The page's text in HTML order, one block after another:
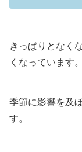
きっぱりとなく
くなっています。
季節に影響を及
す。